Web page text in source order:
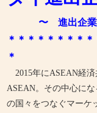
〜 進出企
＊＊＊＊＊＊＊＊
＊
2015年にASEAN経
ASEAN。その中心に
の国々をつなぐマーケ